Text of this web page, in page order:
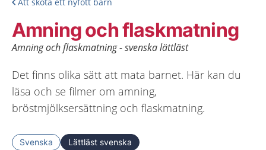
Amning och flaskmatning
Amning och flaskmatning - svenska lättläst
Det finns olika sätt att mata barnet. Här kan du
läsa och se filmer om amning,
bröstmjölksersättning och flaskmatning.
Svenska Lättläst svenska